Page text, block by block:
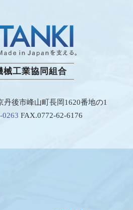
械工業協同組合
丹後市峰山町長岡1620番地の1
0263 FAX.0772-62-6176